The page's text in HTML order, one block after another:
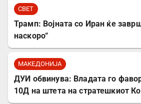
СВЕТ
Трамп: Војната со Иран ќе
наскоро“
МАКЕДОНИЈА
ДУИ обвинува: Владата го
10Д на штета на стратешкиот